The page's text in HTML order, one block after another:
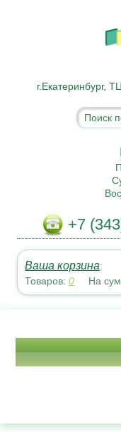
г.Екатеринбург,
+7
Ваша корзина:
Товаров:0 На